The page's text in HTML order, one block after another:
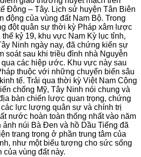
Đông – Tây. Lịch sử huyện Tân Biên
động của vùng đất Nam Bộ. Trong
đột quân sự thời kỳ Pháp xâm lược
kỷ 19, khu vực Nam Kỳ lục tỉnh,
Ninh ngày nay, đã chứng kiến sự
soát sau khi triều đình nhà Nguyễn
các hiệp ước. Khu vực này sau
thuộc với những chuyển biến sâu
tế. Trải qua thời kỳ Việt Nam Cộng
chống Mỹ, Tây Ninh nói chung và
bàn chiến lược quan trọng, chứng
lực lượng quân sự và chính trị
nước hoàn toàn thống nhất vào năm
ảnh núi Bà Đen và hồ Dầu Tiếng đã
trang trọng ở phần trung tâm của
như một biểu tượng cho sức sống
vùng đất này.